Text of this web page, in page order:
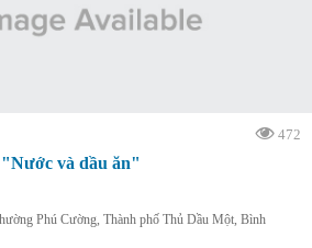
472
và dầu ăn"
Phú Cường, Thành phố Thủ Dầu Một, Bình